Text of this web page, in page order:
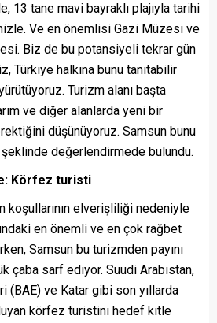
13 tane mavi bayraklı plajıyla tarihi
Ve en önemlisi Gazi Müzesi ve
Biz de bu potansiyeli tekrar gün
Türkiye halkına bunu tanıtabilir
Turizm alanı başta
ve diğer alanlarda yeni bir
düşünüyoruz. Samsun bunu
değerlendirmede bulundu.
Körfez turisti
koşullarının elverişliliği nedeniyle
en önemli ve en çok rağbet
Samsun bu turizmden payını
çaba sarf ediyor. Suudi Arabistan,
(BAE) ve Katar gibi son yıllarda
körfez turistini hedef kitle